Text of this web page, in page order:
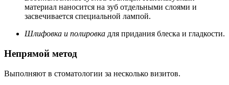
материал наносится на зуб отдельными слоями и
засвечивается специальной лампой.
Шлифовка и полировка для придания блеска и гладкости.
Непрямой метод
Выполняют в стоматологии за несколько визитов.